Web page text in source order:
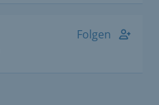
Folgen